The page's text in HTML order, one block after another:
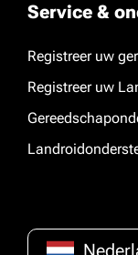
Service &
Registreer uw
Registreer uw